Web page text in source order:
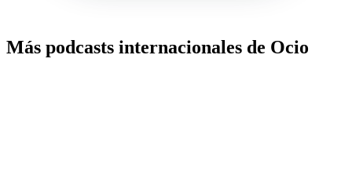
Más podcasts internacionales de Ocio